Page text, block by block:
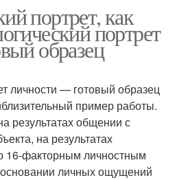
портрет, как
портрет
образец
личности — готовый образец
пример работы.
результатах общении с
на результатах
16-факторным личностным
личных ощущений